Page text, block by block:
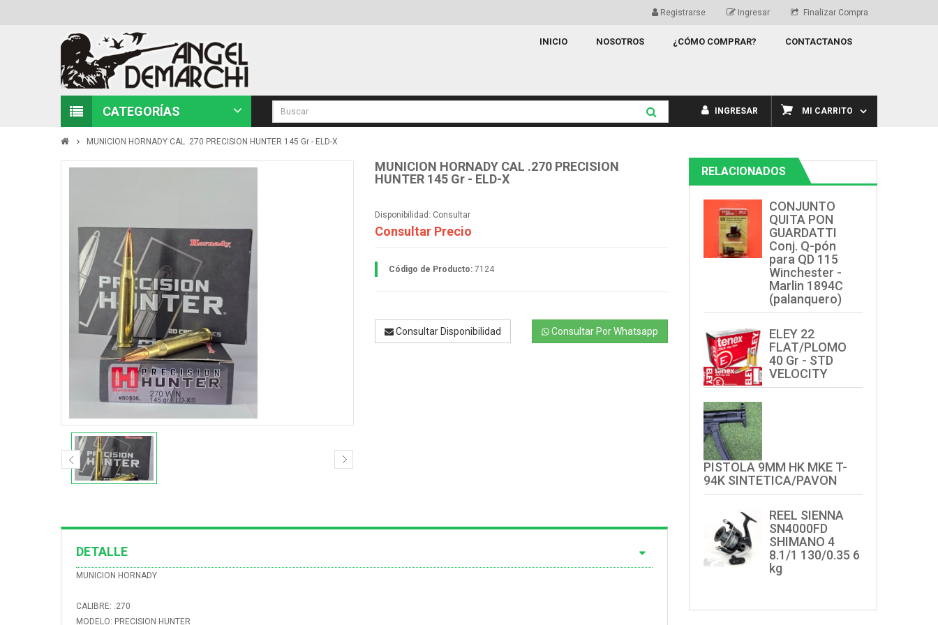
Registrarse Ingresar Finalizar Compra
INICIO NOSOTROS ¿CÓMO COMPRAR? CONTACTANOS
CATEGORÍAS MI CARRITO
INGRESAR
MUNICION HORNADY CAL .270 PRECISION HUNTER 145 Gr - ELD-X
MUNICION HORNADY CAL .270 PRECISION
HUNTER 145 Gr - ELD-X
Disponibilidad: Consultar
Consultar Precio
Código de Producto: 7124
Consultar Disponibilidad Consultar Por Whatsapp
DETALLE
MUNICION HORNADY
CALIBRE: .270
MODELO: PRECISION HUNTER
RELACIONADOS
CONJUNTO
QUITA PON
GUARDATTI
Conj. Q-pón
para QD 115
Winchester -
Marlin 1894C
(palanquero)
ELEY 22
FLAT/PLOMO
40 Gr - STD
VELOCITY
PISTOLA 9MM HK MKE T-
94K SINTETICA/PAVON
REEL SIENNA
SN4000FD
SHIMANO 4
8.1/1 130/0.35 6
kg